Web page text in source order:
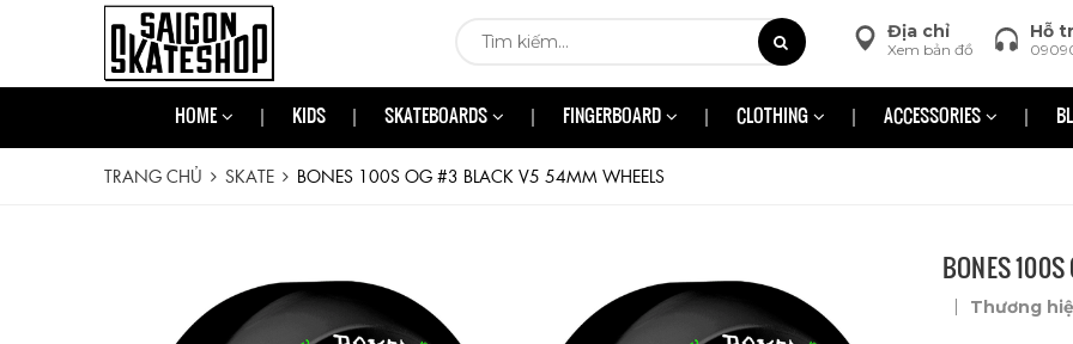
Hỗ
Địa chỉ
Xem bản đồ
HOME KIDS SKATEBOARDS FINGERBOARD CLOTHING ACCESSORIES
TRANG CHỦ SKATE BONES 100S OG #3 BLACK V5 54MM WHEELS
BONES
| Thương